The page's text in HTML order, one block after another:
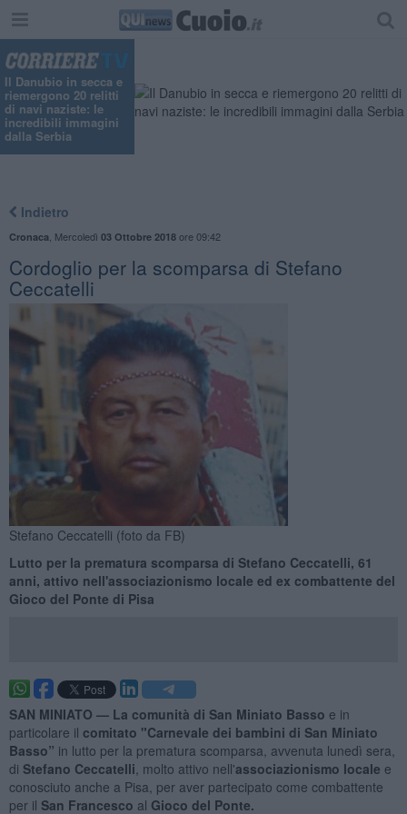
Il Danubio in secca e
riemergono 20 relitti
di navi naziste: le
incredibili immagini
dalla Serbia
Indietro
Cronaca Mercoledì 03 Ottobre 2018ore 09:42
Cordoglio per la scomparsa di Stefano
Ceccatelli
Stefano Ceccatelli (foto da FB)
Lutto per la prematura scomparsa di Stefano Ceccatelli, 61
anni, attivo nell'associazionismo locale ed ex combattente del
Gioco del Ponte di Pisa
SAN MINIATO — La comunità di San Miniato Basso e in
particolare il comitato "Carnevale dei bambini di San Miniato
Basso” in lutto per la prematura scomparsa, avvenuta lunedì sera,
di Stefano Ceccatelli , molto attivo nell'associazionismo locale e
conosciuto anche a Pisa, per aver partecipato come combattente
per il San Francesco al Gioco del Ponte.